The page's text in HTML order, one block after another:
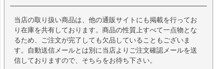
当店の取り扱い商品は、他の通販サイトにも掲載を行ってお
り在庫を共有しております。商品の性質上すべて一点物とな
るため、ご注文が完了しても欠品していることもございま
す。自動送信メールとは別に当店よりご注文確認メールを送
信しておりますので、そちらをお待ち下さい。